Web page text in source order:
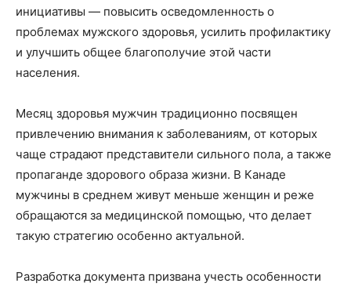
инициативы — повысить осведомленность о
проблемах мужского здоровья, усилить профилактику
и улучшить общее благополучие этой части
населения.
Месяц здоровья мужчин традиционно посвящен
привлечению внимания к заболеваниям, от которых
чаще страдают представители сильного пола, а также
пропаганде здорового образа жизни. В Канаде
мужчины в среднем живут меньше женщин и реже
обращаются за медицинской помощью, что делает
такую стратегию особенно актуальной.
Разработка документа призвана учесть особенности